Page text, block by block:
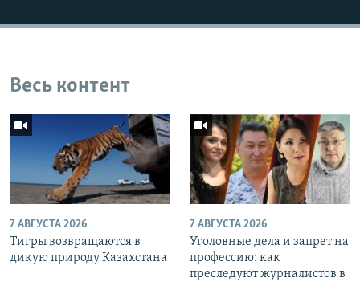
Весь контент
7 АВГУСТА 2026
Тигры возвращаются в
дикую природу Казахстана
7 АВГУСТА 2026
Уголовные дела и запрет на
профессию: как
преследуют журналистов в